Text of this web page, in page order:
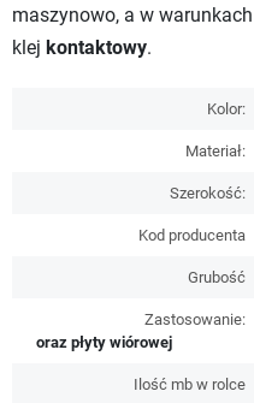
maszynowo, a w warunkach
klej kontaktowy.
Kolor:
Materiał:
Szerokość:
Kod producenta
Grubość
Zastosowanie:
oraz płyty wiórowej
Ilość mb w rolce